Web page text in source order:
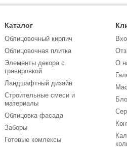
Каталог
Облицовочный кирпич
Облицовочная плитка
Элементы декора с
гравировкой
Ландшафтный дизайн
Строительные смеси и
материалы
Облицовка фасада
Заборы
Готовые комлексы
О